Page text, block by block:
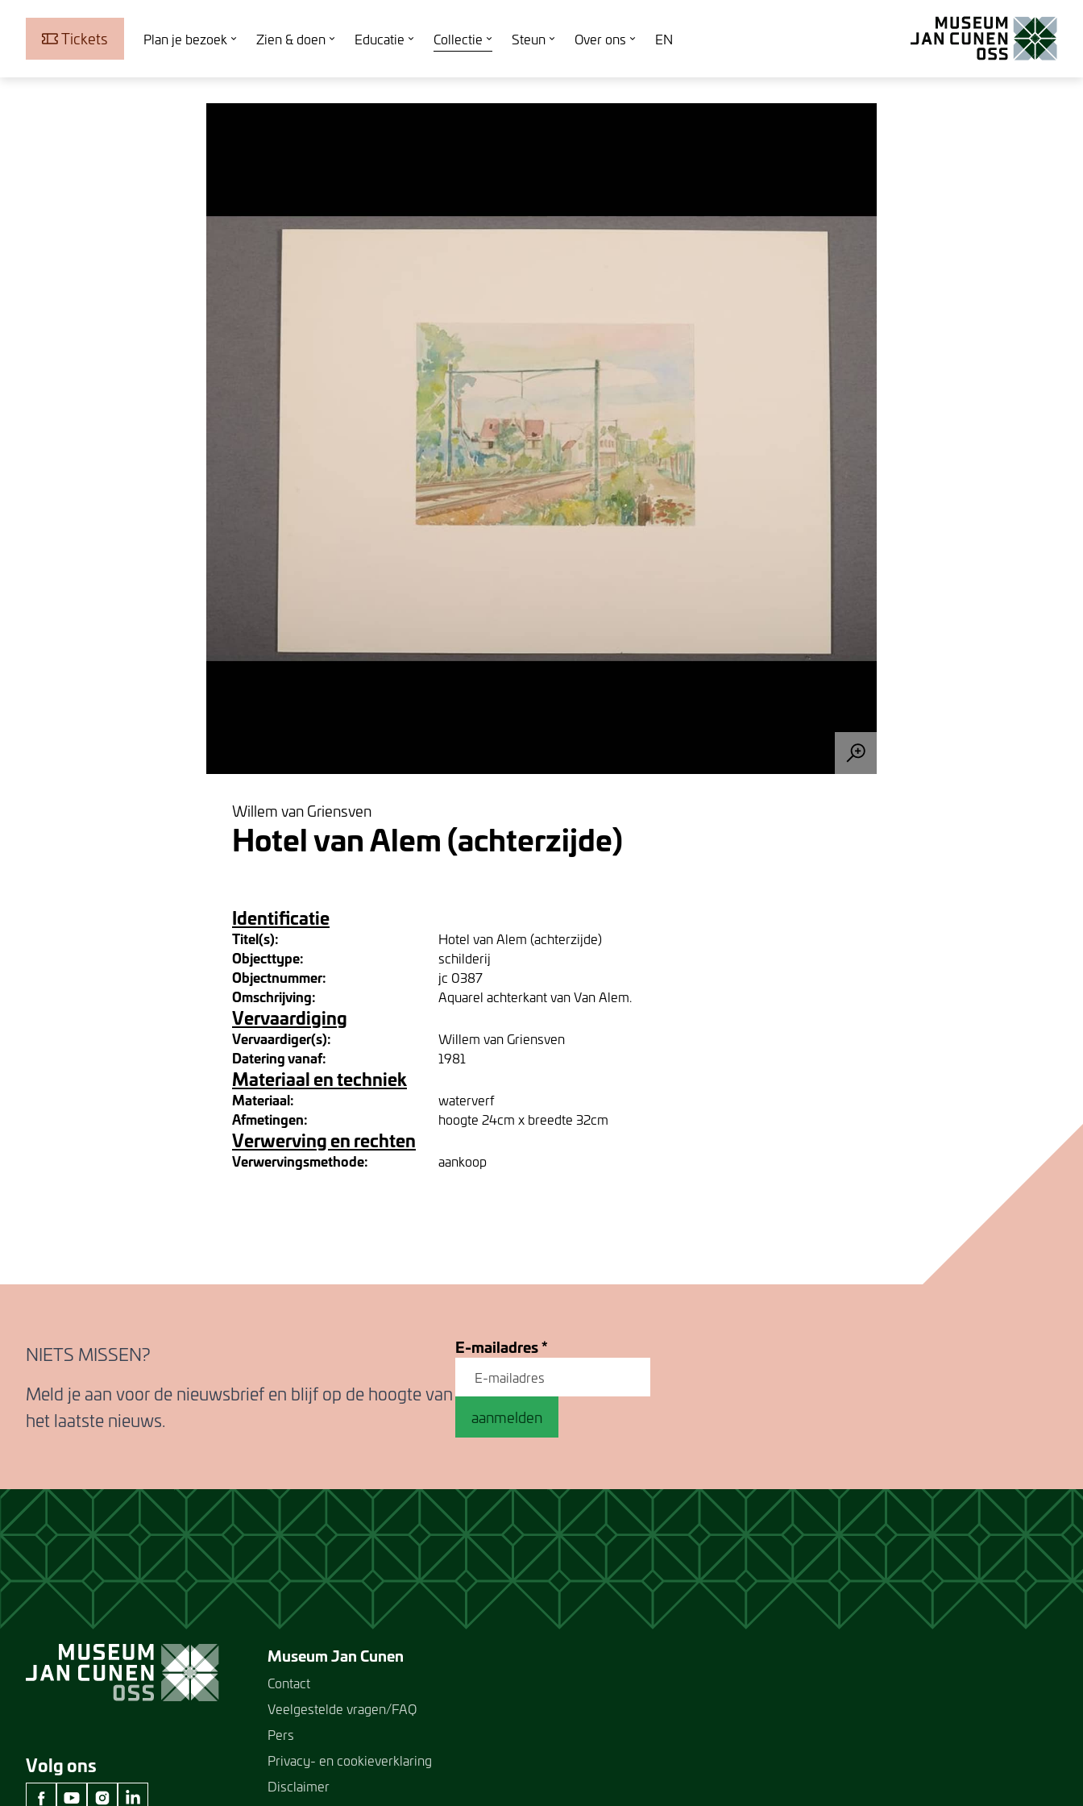
Tickets Plan je bezoek Zien & doen Educatie Collectie Steun Over ons
EN
Willem van Griensven
Hotel van Alem (achterzijde)
Identificatie
Titel(s): Hotel van Alem (achterzijde)
Objecttype: schilderij
Objectnummer: jc 0387
Omschrijving: Aquarel achterkant van Van Alem.
Vervaardiging
Vervaardiger(s): Willem van Griensven
Datering vanaf: 1981
Materiaal en techniek
Materiaal: waterverf
Afmetingen: hoogte 24cm x breedte 32cm
Verwerving en rechten
Verwervingsmethode: aankoop
NIETS MISSEN?
Meld je aan voor de nieuwsbrief en blijf op de hoogte van
het laatste nieuws.
E-mailadres*
aanmelden
Volg ons
Museum Jan Cunen
Contact
Veelgestelde vragen/FAQ
Pers
Privacy- en cookieverklaring
Disclaimer